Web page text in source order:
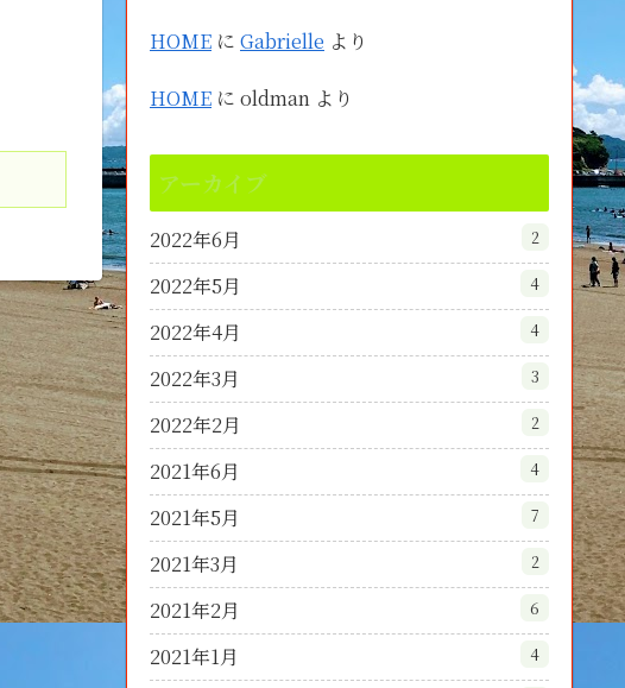
HOME に Gabrielle より
HOME に oldman より
アーカイブ
2022年6月 2
2022年5月 4
2022年4月 4
2022年3月 3
2022年2月 2
2021年6月 4
2021年5月 7
2021年3月 2
2021年2月 6
2021年1月 4